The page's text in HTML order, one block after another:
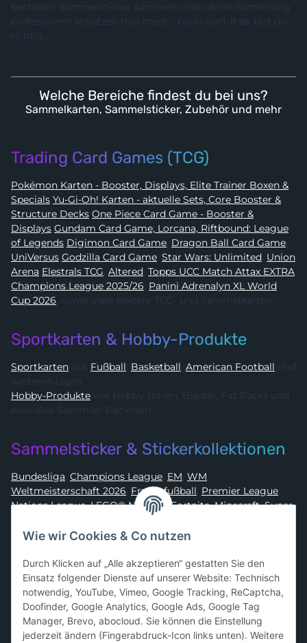
bestellen, Sammelsticker sammeln oder deine Sammlung
professionell schützen möchtest – bei collect-it.de bist du
richtig.
Welche Bereiche findest du bei uns?
Sammelkarten, Sammelsticker, Zubehör und mehr
Trading Card Games (TCG)
Pokémon Karten - Booster, Displays, Elite Trainer Boxen &
Specials Yu-Gi-Oh! Karten - aktuelle Sets, Core Booster &
Structure Decks One Piece Card Game - Booster &
Displays Gundam Card Game, Lorcana, Riftbound: League
of Legends
Digimon Card Game, Dragon Ball Card Game,
UniVersus
Godzilla Card Game, Star Wars: Unlimited, Union
Arena
Elestrals TCG, Altered, Topps UCC Match Attax EXTRA
Champions League 2025/26, Panini Adrenalyn XL World
Cup 2026, sowie viele weitere TCG- und Sammelkarten
Sportkarten & Hobby-Produkte
Sportkarten aus Fußball, Basketball, American Football und
weiteren Ligen
Hobby-Produkte
exklusive Sammler-Editionen
Sammelsticker & Stickerkollektionen
Bundesliga, Champions League, EM, WM,
Weltmeisterschaft 2026, Frauenfußball, Premier League,
Nations League, LEGO® Ninjago Fortnite,Minecraft,Super
Asterix
Sammelkarten-Zubehör &
Schutzprodukte
Card Sleeves, Penny Sleeves, Premium Sleeves,Toploader
Magnetic Holder, Sammelalben / Binder / Pocket Pages
Deckboxen ,Playmats undAufbewahrungslösungen
Wie wir Cookies & Co nutzen
Durch Klicken auf „Alle akzeptieren“ gestatten Sie den
Einsatz folgender Dienste auf unserer Website: Technisch
notwendig, YouTube, Vimeo, Google Tracking, ReCaptcha,
Doofinder, Google Analytics, Google Ads, Google Tag
Manager, Brevo, abocloud. Sie können die Einstellung
jederzeit ändern (Fingerabdruck-Icon links unten). Weitere